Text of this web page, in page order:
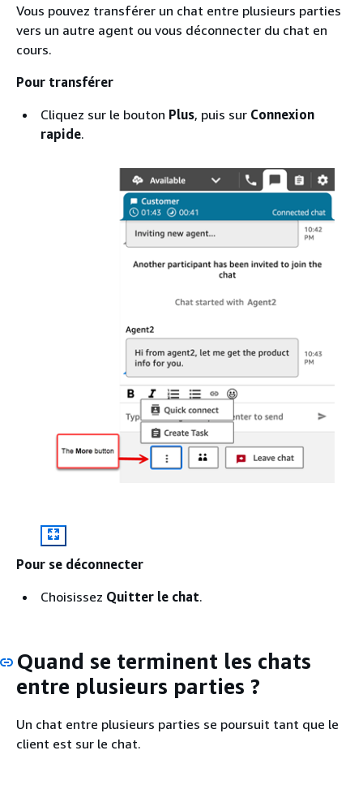
Vous pouvez transférer un chat entre plusieurs parties
vers un autre agent ou vous déconnecter du chat en
cours.
Pour transférer
Cliquez sur le bouton Plus, puis sur Connexion
rapide.
Pour se déconnecter
Choisissez Quitter le chat.
Quand se terminent les chats
entre plusieurs parties ?
Un chat entre plusieurs parties se poursuit tant que le
client est sur le chat.